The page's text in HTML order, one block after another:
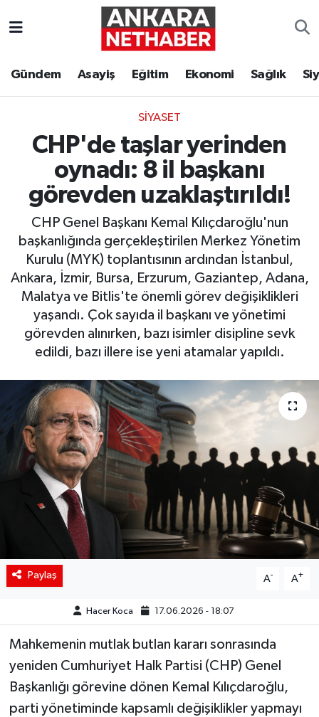
Gündem Asayiş Eğitim Ekonomi Sağlık
SIYASET
CHP'de taşlar yerinden
oynadı: 8 il başkanı
görevden uzaklaştırıldı!
CHP Genel Başkanı Kemal Kılıçdaroğlu'nun
başkanlığında gerçekleştirilen Merkez Yönetim
Kurulu (MYK) toplantısının ardından İstanbul,
Ankara, İzmir, Bursa, Erzurum, Gaziantep, Adana,
Malatya ve Bitlis'te önemli görev değişiklikleri
yaşandı. Çok sayıda il başkanı ve yönetimi
görevden alınırken, bazı isimler disipline sevk
edildi, bazı illere ise yeni atamalar yapıldı.
Paylaş A- A+
Hacer Koca 17.06.2026 - 18:07
Mahkemenin mutlak butlan kararı sonrasında
yeniden Cumhuriyet Halk Partisi (CHP) Genel
Başkanlığı görevine dönen Kemal Kılıçdaroğlu,
parti yönetiminde kapsamlı değişiklikler yapmayı
Ekonomi
Gündem
Kim Kimdir Nereli
Resmi İlanlar
Sağlık
Siyaset
Spor
Teknoloji
Yaşam
Ankara Hava Durumu
Tüm Manşetler
Son Dakika Haberleri
Haber Arşivi